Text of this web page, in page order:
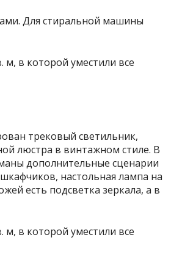
Для стиральной машины
трековый светильник,
люстра в винтажном стиле. В
дополнительные сценарии
настольная лампа на
есть подсветка зеркала, а в